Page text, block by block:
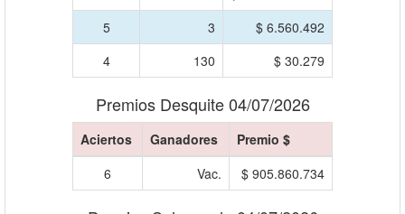
5
3
$ 6.560.492
4
130 $ 30.279
Premios Desquite 04/07/2026
Aciertos Ganadores
Premio $
6
Vac. $ 905.860.734